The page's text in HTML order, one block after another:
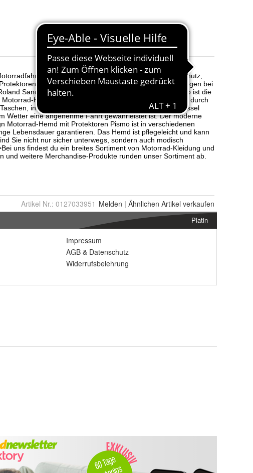
Farbe:
Dark Olive und Black
Größe:
Artikel Nr.: 0127033951 Melden | Ähnlichen Artikel verkaufen
Platin
Impressum
AGB & Datenschutz
Widerrufsbelehrung